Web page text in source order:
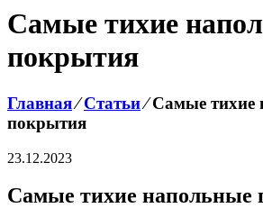
Самые тихие
покрытия
Главная⁄Статьи⁄Самые тихие
покрытия
23.12.2023
Самые тихие напольные